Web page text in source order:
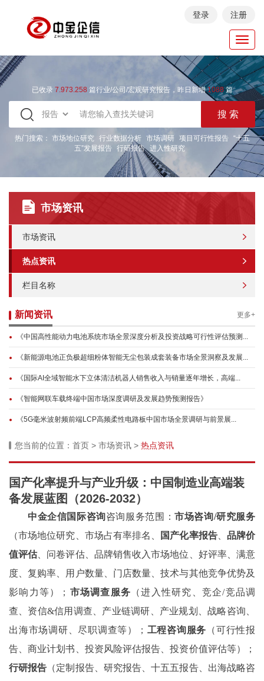
登录 注册
已收录 7.973.258 篇行业/公司/宏观研究报告，昨日新增1088篇
热门搜索： 市场地位研究 行业数据分析 市场调研 项目可行性报告
“十五
五”发展报告 行研报告 进入性研究
市场资讯
市场资讯
热点资讯
栏目名称
新闻资讯 更多+
《中国高性能动力电池系统市场全景深度分析及投资战略可行性评估预测...
《新能源电池正负极超细粉体智能无尘包装成套装备市场全景洞察及发展...
《国际AI全域智能水下立体清洁机器人销售收入与销量逐年增长，高端...
《智能网联车载终端中国市场深度调研及发展趋势预测报告》
《5G毫米波射频前端LCP高频柔性电路板中国市场全景调研与前景展...
您当前的位置： 首页 > 市场资讯 > 热点资讯
国产化率提升与产业升级：中国制造业高端装
备发展蓝图（2026-2032）
中金企信国际咨询咨询服务范围：市场咨询/研究服务
（市场地位研究、市场占有率排名、
国产化率报告、 品牌价
值评估、问卷评估、品牌销售收入市场地位、好评率、满意
度、复购率、用户数量、门店数量、技术与其他竞争优势及
影响力等）； 市场调查服务 （进入性研究、竞企/竞品调
查、资信&信用调查、产业链调研、产业规划、战略咨询、
出海市场调研、尽职调查等）； 工程咨询服务 （可行性报
告、商业计划书、投资风险评估报告、投资价值评估等）；
行研报告 （定制报告、研究报告、十五五报告、出海战略咨